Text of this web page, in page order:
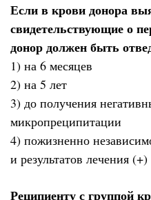
Если в крови донора
свидетельствующие о
донор должен быть
1) на 6 месяцев
2) на 5 лет
3) до получения
микропреципитации
4) пожизненно
и результатов лечения (+)
Реципиенту с группой